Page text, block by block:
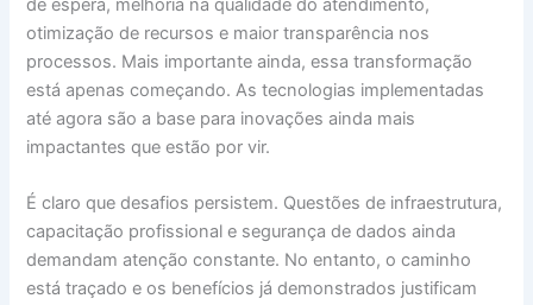
de espera, melhoria na qualidade do atendimento,
otimização de recursos e maior transparência nos
processos. Mais importante ainda, essa transformação
está apenas começando. As tecnologias implementadas
até agora são a base para inovações ainda mais
impactantes que estão por vir.
É claro que desafios persistem. Questões de infraestrutura,
capacitação profissional e segurança de dados ainda
demandam atenção constante. No entanto, o caminho
está traçado e os benefícios já demonstrados justificam